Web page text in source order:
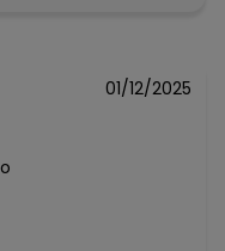
R$ 59,9
01/12/2025